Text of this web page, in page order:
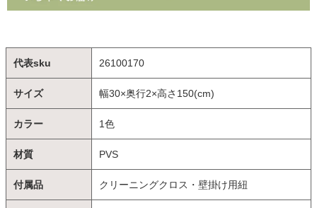
代表sku 26100170
サイズ 幅30×奥行2×高さ150(cm)
カラー 1色
材質 PVS
付属品 クリーニングクロス・壁掛け用紐